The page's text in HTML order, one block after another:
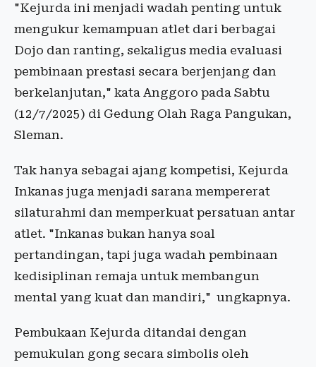
"Kejurda ini menjadi wadah penting untuk
mengukur kemampuan atlet dari berbagai
Dojo dan ranting, sekaligus media evaluasi
pembinaan prestasi secara berjenjang dan
berkelanjutan," kata Anggoro pada Sabtu
(12/7/2025) di Gedung Olah Raga Pangukan,
Sleman.
Tak hanya sebagai ajang kompetisi, Kejurda
Inkanas juga menjadi sarana mempererat
silaturahmi dan memperkuat persatuan antar
atlet. "Inkanas bukan hanya soal
pertandingan, tapi juga wadah pembinaan
kedisiplinan remaja untuk membangun
mental yang kuat dan mandiri," ungkapnya.
Pembukaan Kejurda ditandai dengan
pemukulan gong secara simbolis oleh